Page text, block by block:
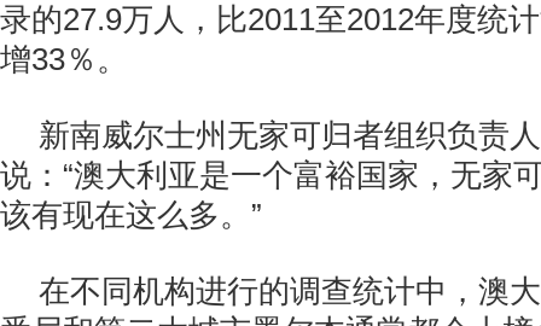
录的27.9万人，比2011至2012年度统
增33％。
新南威尔士州无家可归者组织负责
说：“澳大利亚是一个富裕国家，无家
该有现在这么多。”
在不同机构进行的调查统计中，澳